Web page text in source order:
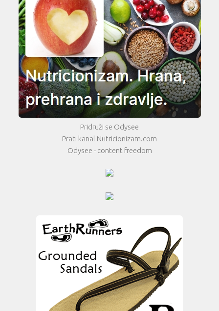
Pridruži se Odysee
Prati kanal Nutricionizam.com
Odysee - content freedom